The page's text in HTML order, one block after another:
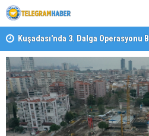
Kuşadası'nda 3. Dalga Operasyonu
Altındaki Dosya: 2023 İmar Planları